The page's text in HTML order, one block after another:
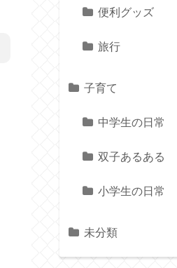
便利グッズ
旅行
子育て
中学生の日常
双子あるある
小学生の日常
未分類